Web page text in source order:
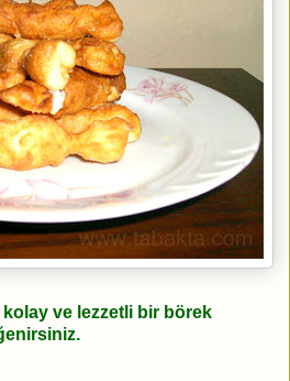
ve lezzetli bir börek